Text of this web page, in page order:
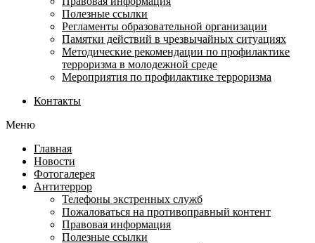
Полезные ссылки
Регламенты образовательной организации
Памятки действий в чрезвычайных ситуациях
Методические рекомендации по профилактике
терроризма в молодежной среде
Мероприятия по профилактике терроризма
Контакты
Меню
Главная
Новости
Фотогалерея
Антитеррор
Телефоны экстренных служб
Пожаловаться на противоправный контент
Правовая информация
Полезные ссылки